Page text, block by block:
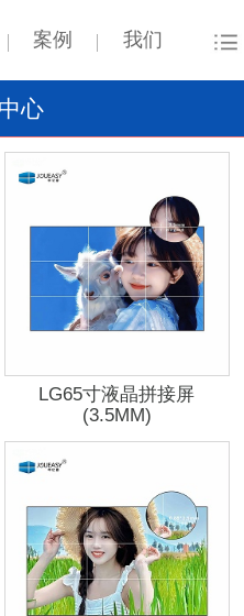
案例 我们
心
LG65寸液晶拼接屏
(3.5MM)